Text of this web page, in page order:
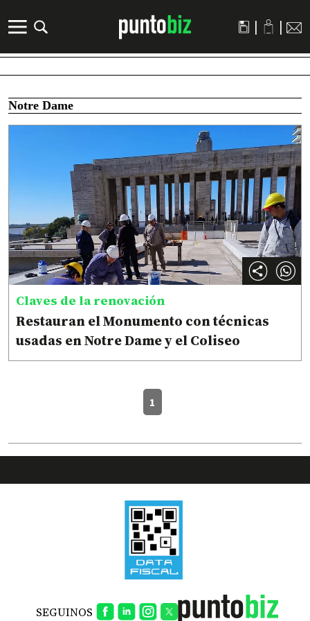
| |
Notre Dame
Claves de la renovación
Restauran el Monumento con técnicas
usadas en Notre Dame y el Coliseo
1
SEGUINOS